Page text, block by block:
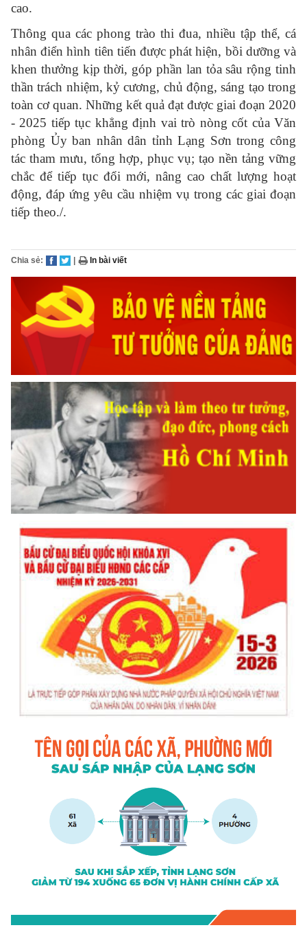
cao.
Thông qua các phong trào thi đua, nhiều tập thể, cá
nhân điển hình tiên tiến được phát hiện, bồi dưỡng và
khen thưởng kịp thời, góp phần lan tỏa sâu rộng tinh
thần trách nhiệm, kỷ cương, chủ động, sáng tạo trong
toàn cơ quan. Những kết quả đạt được giai đoạn 2020
- 2025 tiếp tục khẳng định vai trò nòng cốt của Văn
phòng Ủy ban nhân dân tỉnh Lạng Sơn trong công
tác tham mưu, tổng hợp, phục vụ; tạo nền tảng vững
chắc để tiếp tục đổi mới, nâng cao chất lượng hoạt
động, đáp ứng yêu cầu nhiệm vụ trong các giai đoạn
tiếp theo./.
Chia sẻ: In bài viết